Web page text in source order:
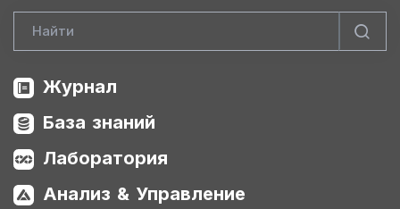
Журнал
База знаний
Лаборатория
Анализ & Управление